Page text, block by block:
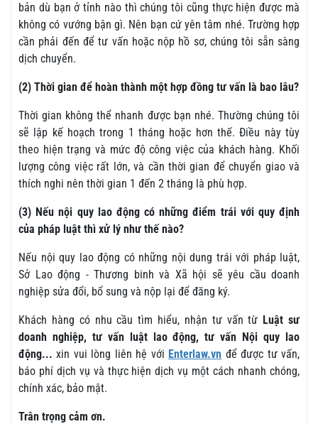
bản dù bạn ở tỉnh nào thì chúng tôi cũng thực hiện được mà
không có vướng bận gì. Nên bạn cứ yên tâm nhé. Trường hợp
cần phải đến để tư vấn hoặc nộp hồ sơ, chúng tôi sẵn sàng
dịch chuyển.
(2) Thời gian để hoàn thành một hợp đồng tư vấn là bao lâu?
Thời gian không thể nhanh được bạn nhé. Thường chúng tôi
sẽ lập kế hoạch trong 1 tháng hoặc hơn thế. Điều này tùy
theo hiện trạng và mức độ công việc của khách hàng. Khối
lượng công việc rất lớn, và cần thời gian để chuyển giao và
thích nghi nên thời gian 1 đến 2 tháng là phù hợp.
(3) Nếu nội quy lao động có những điểm trái với quy định
của pháp luật thì xử lý như thế nào?
Nếu nội quy lao động có những nội dung trái với pháp luật,
Sở Lao động - Thương binh và Xã hội sẽ yêu cầu doanh
nghiệp sửa đổi, bổ sung và nộp lại để đăng ký.
Khách hàng có nhu cầu tìm hiểu, nhận tư vấn từ Luật sư
doanh nghiệp, tư vấn luật lao động, tư vấn Nội quy lao
động... xin vui lòng liên hệ với Enterlaw.vn để được tư vấn,
báo phí dịch vụ và thực hiện dịch vụ một cách nhanh chóng,
chính xác, bảo mật.
Trân trọng cảm ơn.